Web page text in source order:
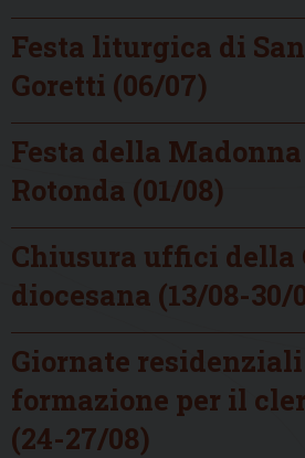
Festa liturgica di
Goretti (06/07)
Festa della
Rotonda (01/08)
Chiusura uffici della
diocesana (13/08-30/
Giornate
formazione per il
(24-27/08)